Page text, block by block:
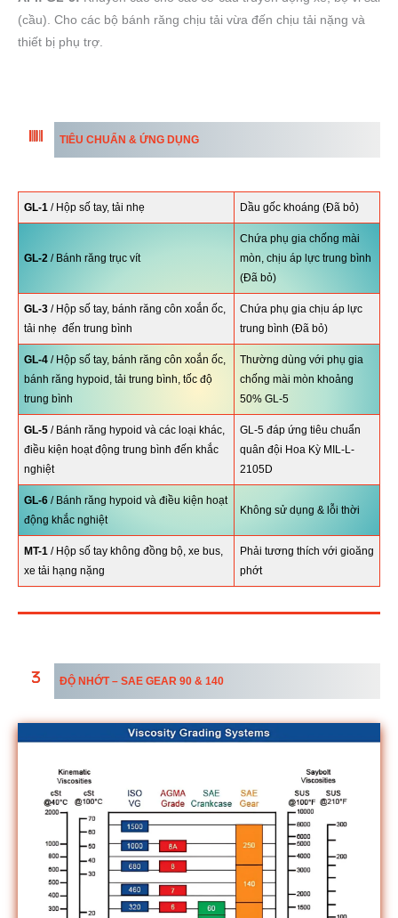
(cầu). Cho các bộ bánh răng chịu tải vừa đến chịu tải nặng và
thiết bị phụ trợ.
TIÊU CHUẨN & ỨNG DỤNG
GL-1 / Hộp số tay, tải nhẹ Dầu gốc khoáng (Đã bỏ)
GL-2 / Bánh răng trục vít
Chứa phụ gia chống mài
mòn, chịu áp lực trung bình
(Đã bỏ)
GL-3 / Hộp số tay, bánh răng côn xoắn ốc,
tải nhẹ đến trung bình
Chứa phụ gia chịu áp lực
trung bình (Đã bỏ)
GL-4 / Hộp số tay, bánh răng côn xoắn ốc,
bánh răng hypoid, tải trung bình, tốc độ
trung bình
Thường dùng với phụ gia
chống mài mòn khoảng
50% GL-5
GL-5 / Bánh răng hypoid và các loại khác,
điều kiện hoạt động trung bình đến khắc
nghiệt
GL-5 đáp ứng tiêu chuẩn
quân đội Hoa Kỳ MIL-L-
2105D
GL-6 / Bánh răng hypoid và điều kiện hoạt
động khắc nghiệt
Không sử dụng & lỗi thời
MT-1 / Hộp số tay không đồng bộ, xe bus,
xe tải hạng nặng
Phải tương thích với gioăng
phớt
ĐỘ NHỚT – SAE GEAR 90 & 140